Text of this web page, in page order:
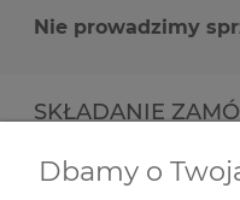
Nie prowadzimy
SKŁADANIE
INFORMACJE
Dbamy o